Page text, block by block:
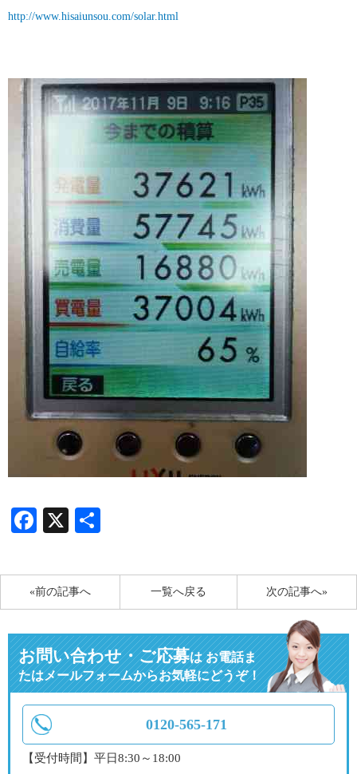
http://www.hisaiunsou.com/solar.html
Facebook
X
«前の記事へ 次の記事へ»
一覧へ戻る
お問い合わせ・ご応募はお電話ま
たはメールフォームからお気軽にどうぞ！
0120-565-171
【受付時間】平日8:30～18:00